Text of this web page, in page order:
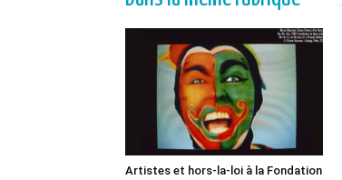
Artistes et hors-la-loi à la Fondation